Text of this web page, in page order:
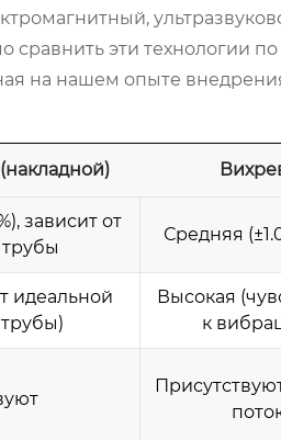
сравнить эти технологии
на нашем опыте
зависит от
Средняя
идеальной
Высокая
к